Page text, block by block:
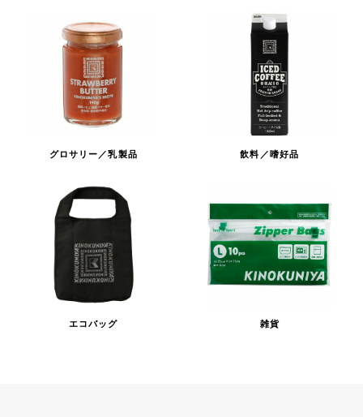
グロサリー／乳製品 飲料／嗜好品
エコバッグ 雑貨